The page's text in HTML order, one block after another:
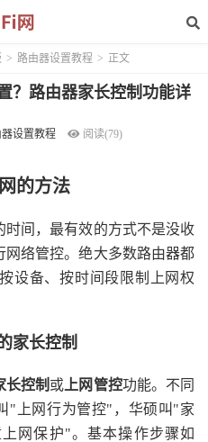
> 路由器设置教程 > 正文
？路由器家长控制功能详
设置教程 阅读(79)
的方法
间，最有效的方式不是没收
络管控。绝大多数路由器都
设备、按时间段限制上网权
家长控制
长控制 或 上网管控功能。不同
"上网行为管控"，华硕叫"家
网保护"。基本操作步骤如